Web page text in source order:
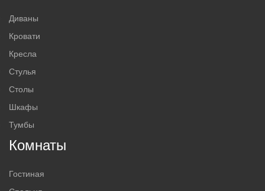
Диваны
Кровати
Кресла
Стулья
Столы
Шкафы
Тумбы
Комнаты
Гостиная